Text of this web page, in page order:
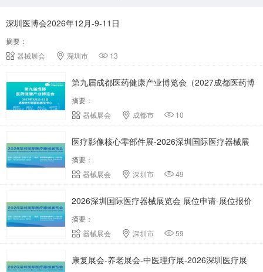
深圳医博会2026年12月-9-11日
摘要：
器械展会
深圳市 13
第九届成都医药健康产业博览会（2027成都医药博
览会）
摘要：
器械展会
成都市 10
医疗影像核心零部件展-2026深圳国际医疗器械展
会
摘要：
器械展会
深圳市 49
2026深圳国际医疗器械展览会 展位申请-展位报价
摘要：
器械展会
深圳市 59
康复展会-养老展会-中医理疗展-2026深圳医疗展